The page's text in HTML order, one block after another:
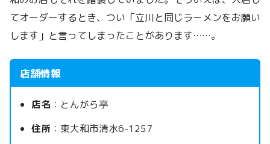
てオーダーするとき、つい「立川と同じラーメンをお願い
します」と言ってしまったことがあります……。
店舗情報
店名 ：とんがら亭
住所 ：東大和市清水6-1257